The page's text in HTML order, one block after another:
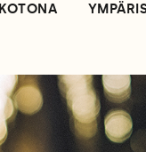
KOTONA